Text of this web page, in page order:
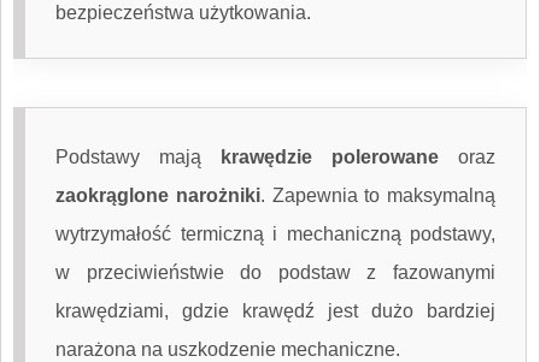
bezpieczeństwa użytkowania.
Podstawy mają krawędzie polerowane oraz
zaokrąglone narożniki. Zapewnia to maksymalną
wytrzymałość termiczną i mechaniczną podstawy,
w przeciwieństwie do podstaw z fazowanymi
krawędziami, gdzie krawędź jest dużo bardziej
narażona na uszkodzenie mechaniczne.